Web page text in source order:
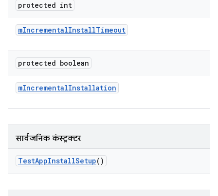
protected int
mIncrementalInstallTimeout
protected boolean
mIncrementalInstallation
सार्वजनिक कंस्ट्रक्टर
TestAppInstallSetup()